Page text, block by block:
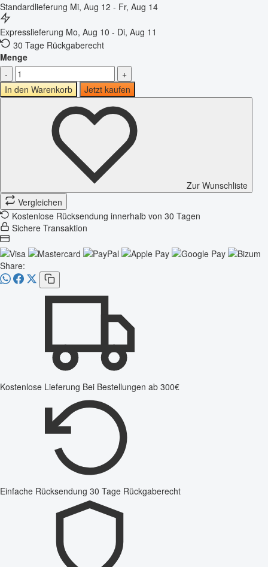
Standardlieferung Mi, Aug 12 - Fr, Aug 14
Expresslieferung Mo, Aug 10 - Di, Aug 11
30 Tage Rückgaberecht
Menge
-
+
In den Warenkorb
Jetzt kaufen
Zur Wunschliste
Vergleichen
Kostenlose Rücksendung innerhalb von 30 Tagen
Sichere Transaktion
Share:
Kostenlose Lieferung Bei Bestellungen ab 300€
Einfache Rücksendung 30 Tage Rückgaberecht